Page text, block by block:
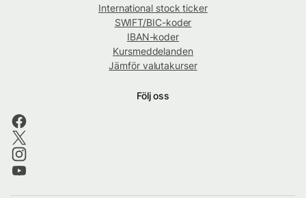
International stock ticker
SWIFT/BIC-koder
IBAN-koder
Kursmeddelanden
Jämför valutakurser
Följ oss